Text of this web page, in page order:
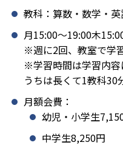
教科：算数・数学・
月15:00〜19:00木
※週に2回、教室で学
※学習時間は学習内容
うちは長くて1教科30
月額会費：
幼児・小学生
中学生8,250円